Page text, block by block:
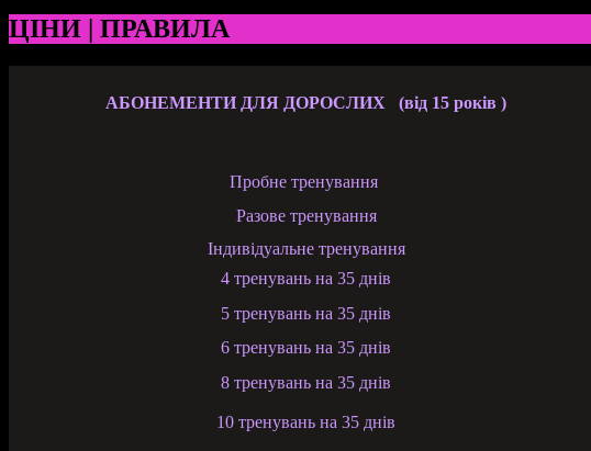
ЦІНИ | ПРАВИЛА
АБОНЕМЕНТИ ДЛЯ ДОРОСЛИХ (від 15 років )
Пробне тренування
Разове тренування
Індивідуальне тренування
4 тренувань на 35 днів
5 тренувань на 35 днів
6 тренувань на 35 днів
8 тренувань на 35 днів
10 тренувань на 35 днів